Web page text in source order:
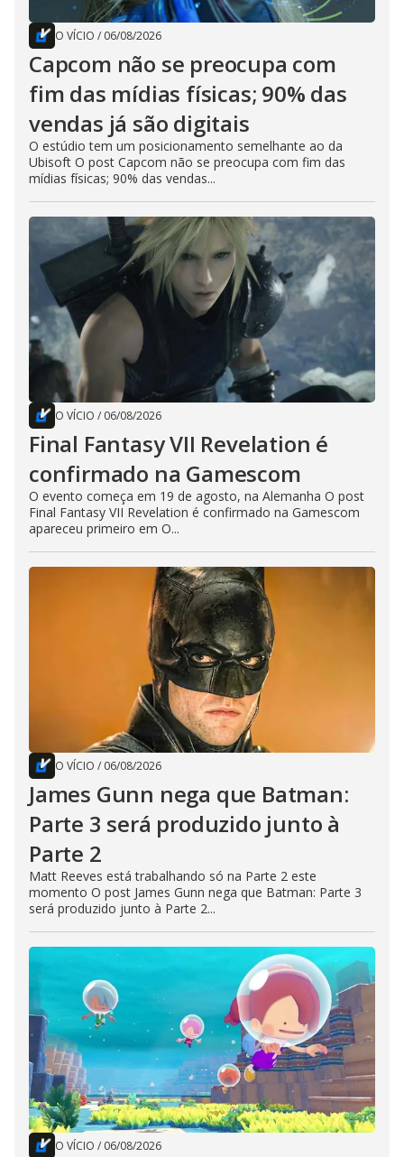
O VÍCIO / 06/08/2026
Capcom não se preocupa com
fim das mídias físicas; 90% das
vendas já são digitais
O estúdio tem um posicionamento semelhante ao da
Ubisoft O post Capcom não se preocupa com fim das
mídias físicas; 90% das vendas...
O VÍCIO / 06/08/2026
Final Fantasy VII Revelation é
confirmado na Gamescom
O evento começa em 19 de agosto, na Alemanha O post
Final Fantasy VII Revelation é confirmado na Gamescom
apareceu primeiro em O...
O VÍCIO / 06/08/2026
James Gunn nega que Batman:
Parte 3 será produzido junto à
Parte 2
Matt Reeves está trabalhando só na Parte 2 este
momento O post James Gunn nega que Batman: Parte 3
será produzido junto à Parte 2...
O VÍCIO / 06/08/2026